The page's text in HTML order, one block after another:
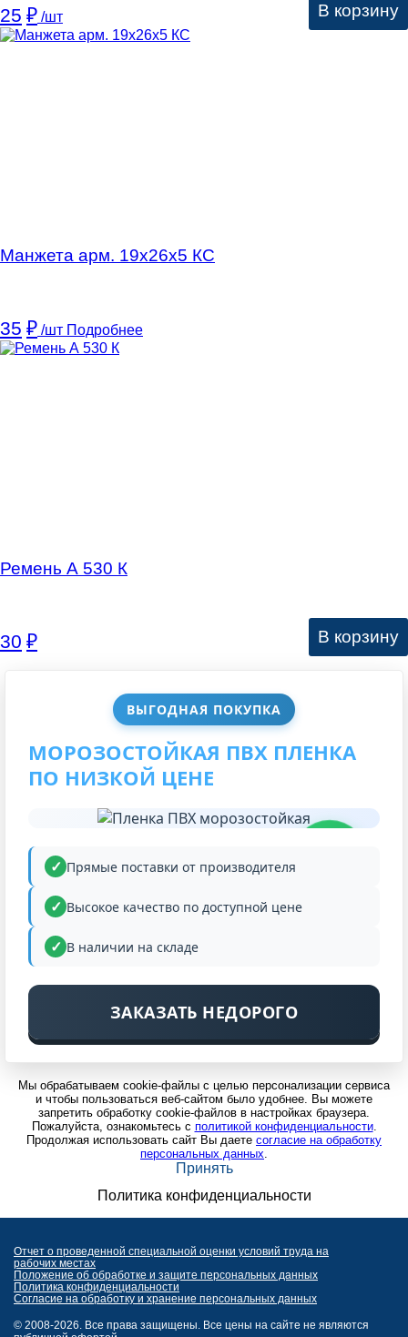
ВЫГОДНАЯ ПОКУПКА
МОРОЗОСТОЙКАЯ ПВХ ПЛЕНКА
ПО НИЗКОЙ ЦЕНЕ
Прямые поставки от производителя
Высокое качество по доступной цене
В наличии на складе
ЗАКАЗАТЬ НЕДОРОГО
25 ₽ /шт В корзину
Манжета арм. 19х26х5 КC
35 ₽ /шт Подробнее
Ремень А 530 К
30 ₽ В корзину
Мы обрабатываем cookie-файлы с целью персонализации сервиса
и чтобы пользоваться веб-сайтом было удобнее. Вы можете
запретить обработку cookie-файлов в настройках браузера.
Пожалуйста, ознакомьтесь с политикой конфиденциальности.
Продолжая использовать сайт Вы даете согласие на обработку
персональных данных.
Принять
Политика конфиденциальности
Отчет о проведенной специальной оценки условий труда на
рабочих местах
Положение об обработке и защите персональных данных
Политика конфиденциальности
Согласие на обработку и хранение персональных данных
© 2008-2026. Все права защищены. Все цены на сайте не являются